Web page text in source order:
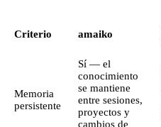
Criterio amaiko
Memoria
persistente
Sí — el
conocimiento
se mantiene
entre sesiones,
proyectos y
cambios de